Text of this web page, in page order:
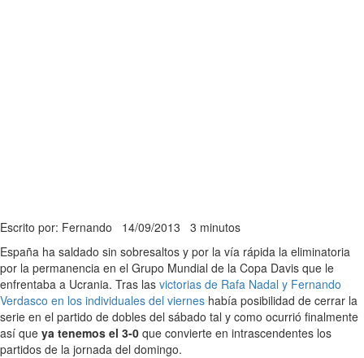
Escrito por: Fernando 14/09/2013 3 minutos
España ha saldado sin sobresaltos y por la vía rápida la eliminatoria
por la permanencia en el Grupo Mundial de la Copa Davis que le
enfrentaba a Ucrania. Tras las victorias de Rafa Nadal y Fernando
Verdasco en los individuales del viernes había posibilidad de cerrar la
serie en el partido de dobles del sábado tal y como ocurrió finalmente
así que ya tenemos el 3-0 que convierte en intrascendentes los
partidos de la jornada del domingo.